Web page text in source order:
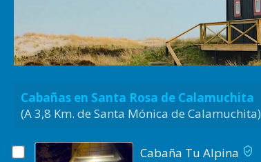
Cabañas en Santa Rosa de Calamuchita
(A 3,8 Km. de Santa Mónica de Calamuchita)
Cabaña Tu Alpina